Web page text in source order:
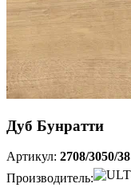
Дуб Бунратти
Артикул: 2708/3050/38
Производитель: